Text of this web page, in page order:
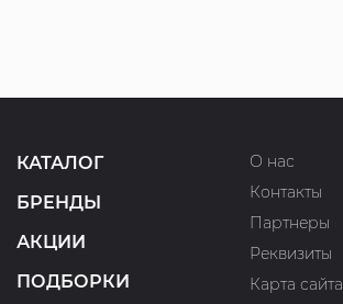
КАТАЛОГ
БРЕНДЫ
АКЦИИ
ПОДБОРКИ
О нас
Контакты
Партнеры
Реквизиты
Карта сайта